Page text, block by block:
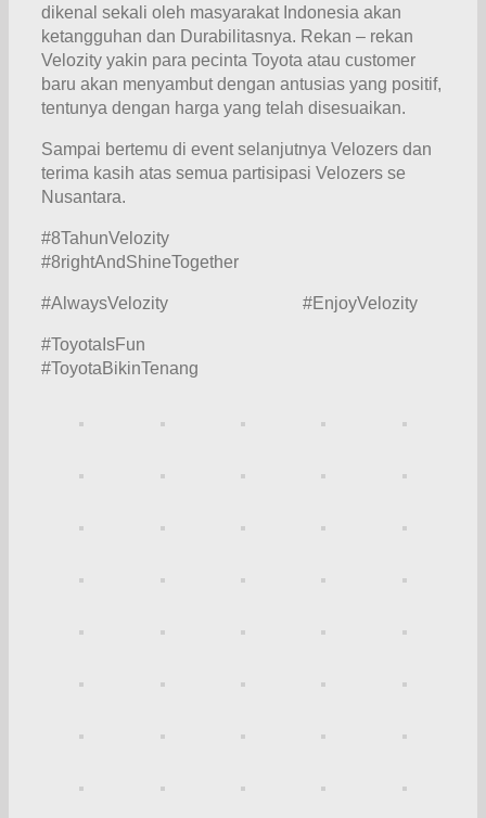
dikenal sekali oleh masyarakat Indonesia akan
ketangguhan dan Durabilitasnya. Rekan – rekan
Velozity yakin para pecinta Toyota atau customer
baru akan menyambut dengan antusias yang positif,
tentunya dengan harga yang telah disesuaikan.
Sampai bertemu di event selanjutnya Velozers dan
terima kasih atas semua partisipasi Velozers se
Nusantara.
#8TahunVelozity
#8rightAndShineTogether
#AlwaysVelozity #EnjoyVelozity
#ToyotaIsFun
#ToyotaBikinTenang